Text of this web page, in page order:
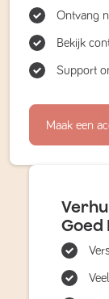
Ontvang
Bekijk
Support
Maak een
Goed